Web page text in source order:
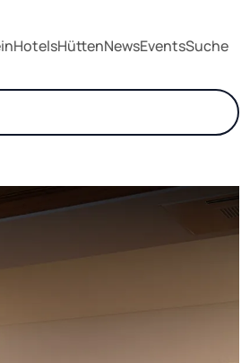
HotelsHüttenNewsEventsSuche